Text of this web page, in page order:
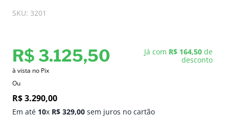
SKU: 3201
R$ 3.125,50 Já com R$ 164,50 de
desconto
à vista no Pix
Ou
R$3.290,00
Em até 10x R$ 329,00 sem juros no cartão